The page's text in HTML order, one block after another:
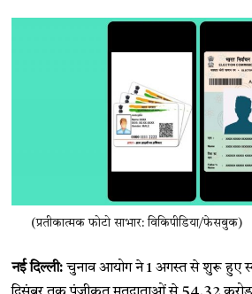
(प्रतीकात्मक फोटो साभार: विकिपीडिया/फेसबुक)
नई दिल्ली: चुनाव आयोग ने 1 अगस्त से शुरू हुए